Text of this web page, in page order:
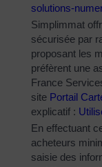
solutions-
Simplimmat
sécurisée par
proposant les
préfèrent une
France
site Portail
explicatif :
En effectuant
acheteurs
saisie des